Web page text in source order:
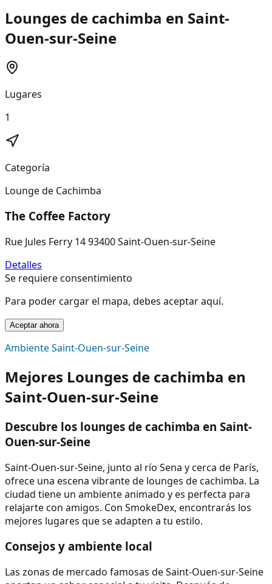
Lounges de cachimba en Saint-
Ouen-sur-Seine
Lugares
1
Categoría
Lounge de Cachimba
The Coffee Factory
Rue Jules Ferry 14 93400 Saint-Ouen-sur-Seine
Detalles
Se requiere consentimiento
Para poder cargar el mapa, debes aceptar aquí.
Aceptar ahora
Ambiente Saint-Ouen-sur-Seine
Mejores Lounges de cachimba en
Saint-Ouen-sur-Seine
Descubre los lounges de cachimba en Saint-
Ouen-sur-Seine
Saint-Ouen-sur-Seine, junto al río Sena y cerca de París,
ofrece una escena vibrante de lounges de cachimba. La
ciudad tiene un ambiente animado y es perfecta para
relajarte con amigos. Con SmokeDex, encontrarás los
mejores lugares que se adapten a tu estilo.
Consejos y ambiente local
Las zonas de mercado famosas de Saint-Ouen-sur-Seine